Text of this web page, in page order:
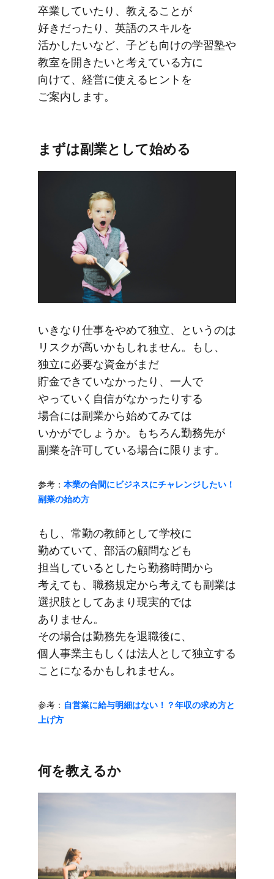
卒業していたり、​教える​ことが​
好きだったり、​英語の​スキルを​
活かしたいなど、​子ども​向けの​学習塾や​
教室を​開きたいと​考えている​方に​
向けて、​経営に​使える​ヒントを​
ご案内します。
まずは​副業と​して​始める
いきなり仕事を​やめて​独立、と​いうのは​
リスクが​高いかもしれません。​もし、​
独立に​必要な​資金が​まだ​
貯金できていなかったり、​一人で​
やっていく​自信が​なかったりする​
場合には​副業から​始めてみては​
いかがでしょうか。​もちろん勤務先が​
副業を​許可している​場合に​限ります。
参考： 本業の​合間に​ビジネスに​チャレンジしたい！​
副業の​始め方
もし、​常勤の​教師と​して​学校に​
勤めていて、​部活の​顧問なども​
担当しているとしたら​勤務時間から​
考えても、​職務規定から​考えても​副業は​
選択肢と​してあまり​現実的では​
ありません。​
その​場合は​勤務先を​退職後に、​
個人事業主も​しくは​法人と​して​独立する​
ことに​なるかもしれません。
参考： 自営業に​給与明細は​ない！？​年収の​求め方と​
上げ方
何を​教えるか